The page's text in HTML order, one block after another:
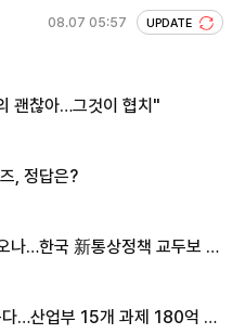
08.07 05:57 UPDATE
괜찮아…그것이 협치"
, 정답은?
나…한국 新통상정책 교두보 활
…산업부 15개 과제 180억 지